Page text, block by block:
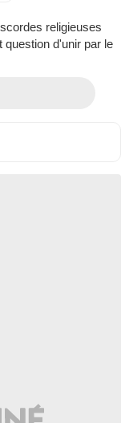
religieuses
question d'unir par le